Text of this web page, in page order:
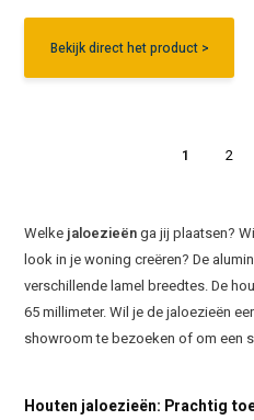
Bekijk direct het product >
1 2
Welke jaloezieënga jij plaatsen?
look in je woning creëren? De
verschillende lamel breedtes. De
65 millimeter. Wil je de jaloezieën
showroom te bezoeken of om een
Houten jaloezieën: Prachtig